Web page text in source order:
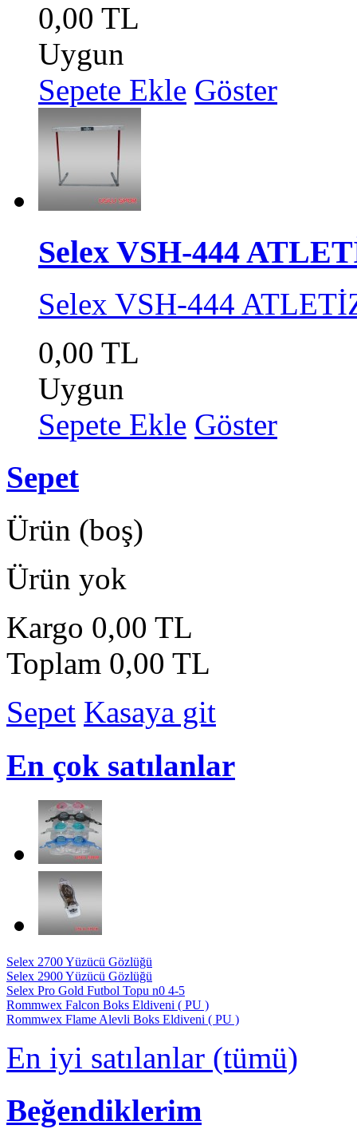
0,00 TL
Uygun
Sepete Ekle Göster
Selex VSH-444
Selex VSH-444
0,00 TL
Uygun
Sepete Ekle Göster
Sepet
Ürün (boş)
Ürün yok
Kargo 0,00 TL
Toplam 0,00 TL
Sepet Kasaya git
En çok satılanlar
Selex 2700 Yüzücü Gözlüğü
Selex 2900 Yüzücü Gözlüğü
Selex Pro Gold Futbol Topu n0 4-5
Rommwex Falcon Boks Eldiveni ( PU )
Rommwex Flame Alevli Boks Eldiveni ( PU )
En iyi satılanlar (tümü)
Beğendiklerim